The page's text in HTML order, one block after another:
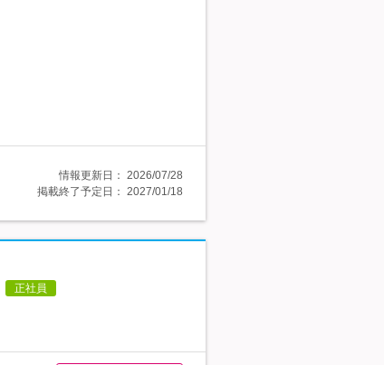
情報更新日： 2026/07/28
掲載終了予定日： 2027/01/18
正社員